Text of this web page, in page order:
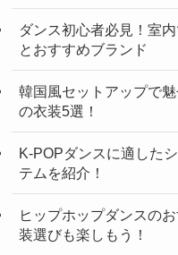
ダンス初心者必見！室
とおすすめブランド
韓国風セットアップで
の衣装5選！
K-POPダンスに適した
テムを紹介！
ヒップホップダンスの
装選びも楽しもう！